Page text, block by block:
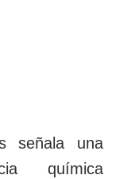
señala una
química